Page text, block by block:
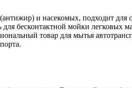
и насекомых, подходит
бесконтактной мойки легковых
товар для мытья